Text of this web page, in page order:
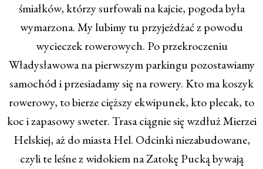
śmiałków, którzy surfowali na kajcie, pogoda była
wymarzona. My lubimy tu przyjeżdżać z powodu
wycieczek rowerowych. Po przekroczeniu
Władysławowa na pierwszym parkingu pozostawiamy
samochód i przesiadamy się na rowery. Kto ma koszyk
rowerowy, to bierze cięższy ekwipunek, kto plecak, to
koc i zapasowy sweter. Trasa ciągnie się wzdłuż Mierzei
Helskiej, aż do miasta Hel. Odcinki niezabudowane,
czyli te leśne z widokiem na Zatokę Pucką bywają